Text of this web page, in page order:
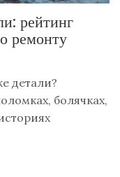
рейтинг
ремонту
детали?
болячках,